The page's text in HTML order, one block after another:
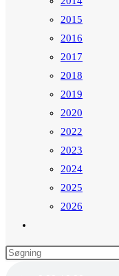
2015
2016
2017
2018
2019
2020
2022
2023
2024
2025
2026
search